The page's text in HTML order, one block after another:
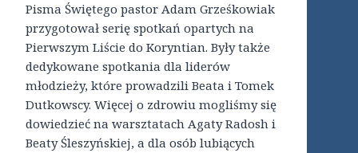
Pisma Świętego pastor Adam Grześkowiak
przygotował serię spotkań opartych na
Pierwszym Liście do Koryntian. Były także
dedykowane spotkania dla liderów
młodzieży, które prowadzili Beata i Tomek
Dutkowscy. Więcej o zdrowiu mogliśmy się
dowiedzieć na warsztatach Agaty Radosh i
Beaty Śleszyńskiej, a dla osób lubiących